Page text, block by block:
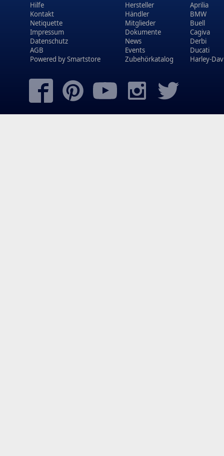
Hilfe
Kontakt
Netiquette
Impressum
Datenschutz
AGB
Powered bySmartstore
Hersteller
Händler
Mitglieder
Dokumente
News
Events
Zubehörkatalog
Aprilia
BMW
Buell
Cagiva
Derbi
Ducati
Harley-